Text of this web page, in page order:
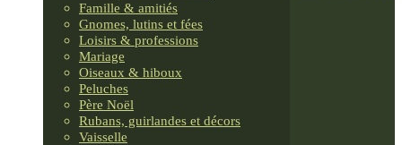
Famille & amitiés
Gnomes, lutins et fées
Loisirs & professions
Mariage
Oiseaux & hiboux
Peluches
Père Noël
Rubans, guirlandes et décors
Vaisselle